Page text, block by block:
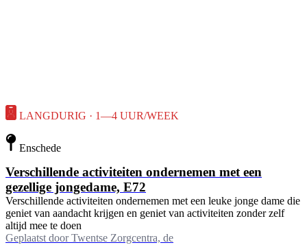
LANGDURIG · 1—4 UUR/WEEK
Enschede
Verschillende activiteiten ondernemen met een
gezellige jongedame, E72
Verschillende activiteiten ondernemen met een leuke jonge dame die
geniet van aandacht krijgen en geniet van activiteiten zonder zelf
altijd mee te doen
Geplaatst door Twentse Zorgcentra, de